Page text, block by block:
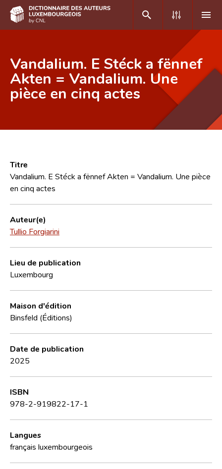
DE FR
Accueil
Recherche avancée
CNL
Équipe scientifique
Vandalium. E Stéck a fënnef
Akten = Vandalium. Une
pièce en cinq actes
Titre
Vandalium. E Stéck a fënnef Akten = Vandalium. Une pièce
en cinq actes
Auteur(e)
Tullio Forgiarini
Lieu de publication
Luxembourg
Maison d'édition
Binsfeld (Éditions)
Date de publication
2025
ISBN
978-2-919822-17-1
Langues
français luxembourgeois